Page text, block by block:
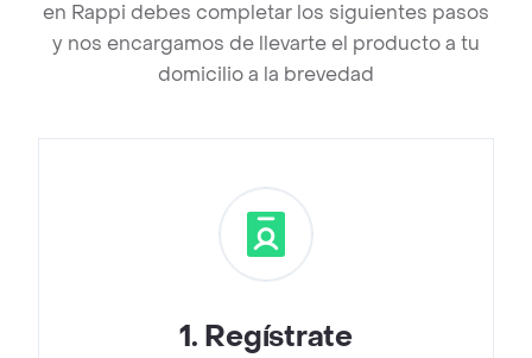
en Rappi debes completar los siguientes pasos
y nos encargamos de llevarte el producto a tu
domicilio a la brevedad
1. Regístrate